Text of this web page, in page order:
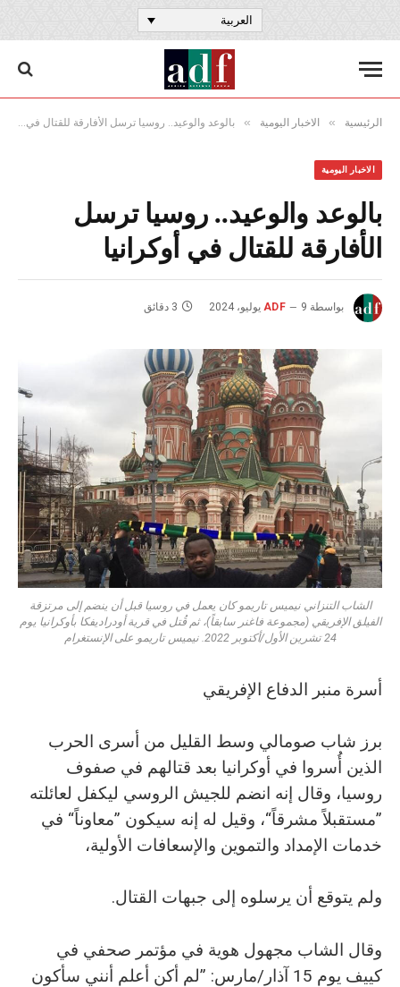
العربية
الرئيسية » الاخبار اليومية » بالوعد والوعيد.. روسيا ترسل الأفارقة للقتال في أوكرانيا
الاخبار اليومية
بالوعد والوعيد.. روسيا ترسل
الأفارقة للقتال في أوكرانيا
بواسطة ADF 9 يوليو، 2024 3 دقائق
الشاب التنزاني نيميس تاريمو كان يعمل في روسيا قبل أن ينضم إلى مرتزقة
الفيلق الإفريقي (مجموعة فاغنر سابقاً)، ثم قُتل في قرية أودراديفكا بأوكرانيا يوم
24 تشرين الأول/أكتوبر 2022. نيميس تاريمو على الإنستغرام
أسرة منبر الدفاع الإفريقي
برز شاب صومالي وسط القليل من أسرى الحرب
الذين أُسروا في أوكرانيا بعد قتالهم في صفوف
روسيا، وقال إنه انضم للجيش الروسي ليكفل لعائلته
”مستقبلاً مشرقاً“، وقيل له إنه سيكون ”معاوناً“ في
خدمات الإمداد والتموين والإسعافات الأولية،
ولم يتوقع أن يرسلوه إلى جبهات القتال.
وقال الشاب مجهول هوية في مؤتمر صحفي في
كييف يوم 15 آذار/مارس: ”لم أكن أعلم أنني سأكون